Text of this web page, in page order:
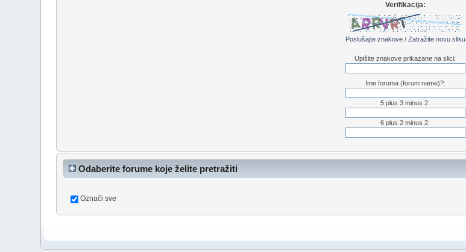
Verifikacija:
Poslušajte znakove/ Zatražite novu sliku
Upišite znakove prikazane na slici:
Ime foruma (forum name)?:
5 plus 3 minus 2:
6 plus 2 minus 2:
Odaberite forume koje želite pretražiti
Označi sve